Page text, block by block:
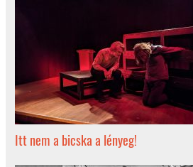
Itt nem a bicska a lényeg!